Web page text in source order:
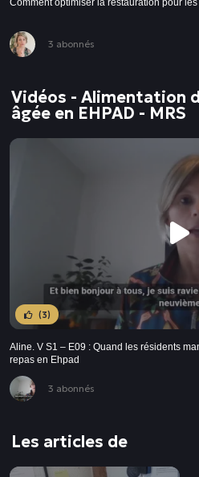
Comment optimiser la restauration pour
3 abonnés
Vidéos - Alimentation
âgée en EHPAD - MRS
(3)
Aline. V S1 – E09 : Quand les résidents
repas en Ehpad
3 abonnés
Les articles de